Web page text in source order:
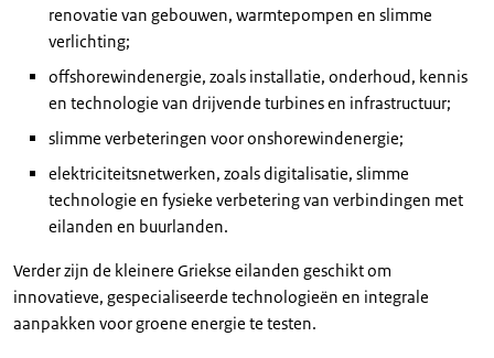
renovatie van gebouwen, warmtepompen en slimme
verlichting;
offshorewindenergie, zoals installatie, onderhoud, kennis
en technologie van drijvende turbines en infrastructuur;
slimme verbeteringen voor onshorewindenergie;
elektriciteitsnetwerken, zoals digitalisatie, slimme
technologie en fysieke verbetering van verbindingen met
eilanden en buurlanden.
Verder zijn de kleinere Griekse eilanden geschikt om
innovatieve, gespecialiseerde technologieën en integrale
aanpakken voor groene energie te testen.